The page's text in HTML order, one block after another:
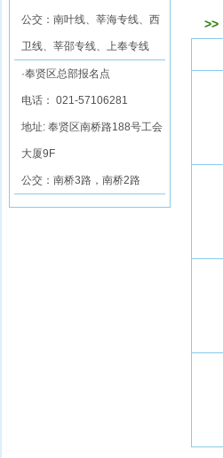
公交：南叶线、莘海专线、西
卫线、莘邵专线、上奉专线
·奉贤区总部报名点
电话： 021-57106281
地址: 奉贤区南桥路188号工会
大厦9F
公交：南桥3路，南桥2路
>>